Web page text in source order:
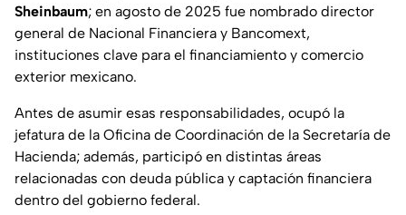
Sheinbaum; en agosto de 2025 fue nombrado director
general de Nacional Financiera y Bancomext,
instituciones clave para el financiamiento y comercio
exterior mexicano.
Antes de asumir esas responsabilidades, ocupó la
jefatura de la Oficina de Coordinación de la Secretaría de
Hacienda; además, participó en distintas áreas
relacionadas con deuda pública y captación financiera
dentro del gobierno federal.